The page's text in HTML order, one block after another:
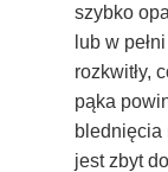
szybko
lub w
rozkwitły,
pąka
blednięcia
jest zbyt